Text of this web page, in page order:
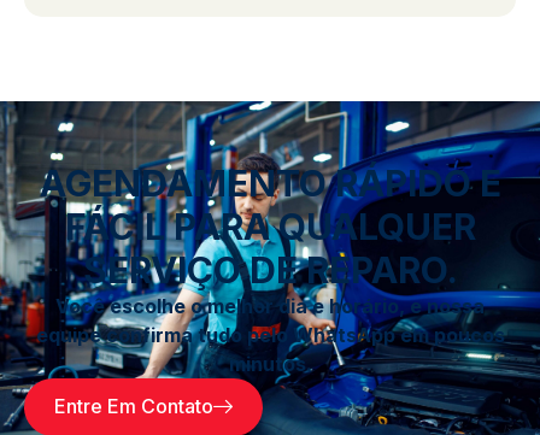
AGENDAMENTO RÁPIDO E
FÁCIL PARA QUALQUER
SERVIÇO DE REPARO.
Você escolhe o melhor dia e horário, e nossa
equipe confirma tudo pelo WhatsApp em poucos
minutos.
Entre Em Contato